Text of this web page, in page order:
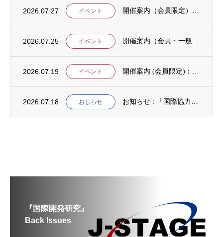
2026.07.27 イベント 開催案内（会員限定）：【8/6 公開シンポジウムのご案内】「持続可能で包括的な移住ガバ...
2026.07.25 イベント 開催案内（会員・一般）：【イベント案内】地域資源を生かしたキウイ農園での夏キャンプ「農...
2026.07.19 イベント 開催案内 (会員限定)：第4回 開発援助における技術協力部会（8月4日開催）
2026.07.18 おしらせ お知らせ : 「国際協力NGOスタディ・プログラム（中堅人材育成）」2次募集
『国際開発研究』
Back Issues